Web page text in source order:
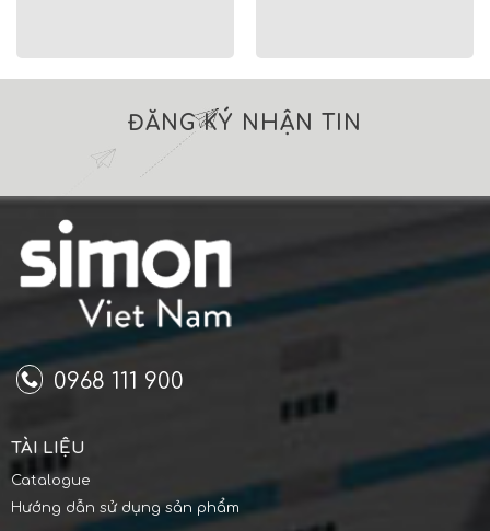
ĐĂNG KÝ NHẬN TIN
0968 111 900
TÀI LIỆU
Catalogue
Hướng dẫn sử dụng sản phẩm